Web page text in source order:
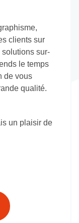
clients sur
solutions sur-
le temps
de vous
qualité.
un plaisir de